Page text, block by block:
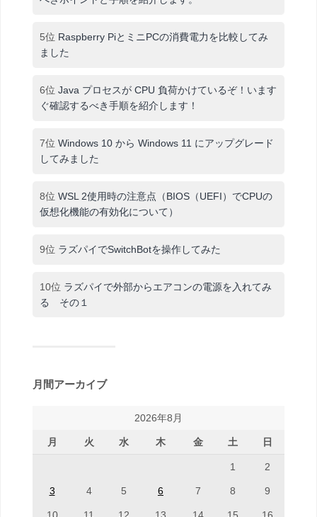
5位 Raspberry PiとミニPCの消費電力を比較してみ
ました
6位 Java プロセスが CPU 負荷かけているぞ！います
ぐ確認するべき手順を紹介します！
7位 Windows 10 から Windows 11 にアップグレード
してみました
8位 WSL 2使用時の注意点（BIOS（UEFI）でCPUの
仮想化機能の有効化について）
9位 ラズパイでSwitchBotを操作してみた
10位 ラズパイで外部からエアコンの電源を入れてみ
る その１
月間アーカイブ
2026年8月
月 火 水 木 金 土 日
1 2
3 4 5 6 7 8 9
10 11 12 13 14 15 16